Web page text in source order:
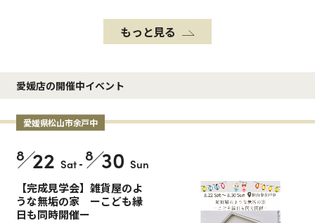
もっと見る
愛媛店の開催中イベント
愛媛県松山市余戸中
8 22 Sat- 8 30 Sun
【完成見学会】雑貨屋のよ
うな無垢の家 ーこども縁
日も同時開催ー